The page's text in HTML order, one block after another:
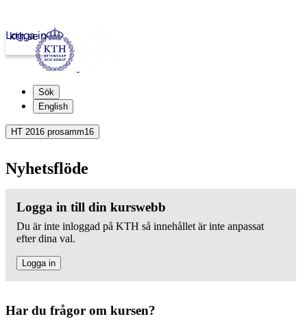
kth.se
Logga in
Sök
English
HT 2016 prosamm16
Nyhetsflöde
Logga in till din kurswebb
Du är inte inloggad på KTH så innehållet är inte anpassat
efter dina val.
Logga in
Har du frågor om kursen?